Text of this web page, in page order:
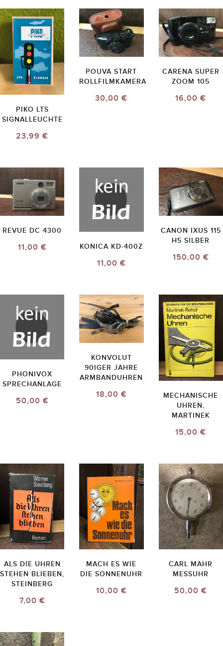
PIKO LTS
SIGNALLEUCHTE
23,99 €
POUVA START
ROLLFILMKAMERA
30,00 €
CARENA SUPER
ZOOM 105
16,00 €
REVUE DC 4300
11,00 € KONICA KD-400Z
11,00 €
CANON IXUS 115
H5 SILBER
150,00 €
PHONIVOX
SPRECHANLAGE
50,00 €
KONVOLUT
90IGER JAHRE
ARMBANDUHREN
18,00 €
MECHANISCHE
UHREN,
MARTINEK
15,00 €
ALS DIE UHREN
STEHEN BLIEBEN,
STEINBERG
7,00 €
MACH ES WIE
DIE SONNENUHR
10,00 €
CARL MAHR
MESSUHR
50,00 €